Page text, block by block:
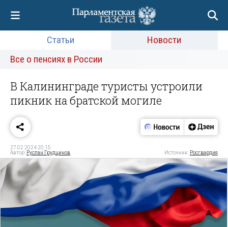
Статьи
Новости
Все о пенсиях в России
В Калининграде туристы устроили
пикник на братской могиле
27.02.2024 20:15
Автор: Руслан Грудцинов Источник: Росгвардия